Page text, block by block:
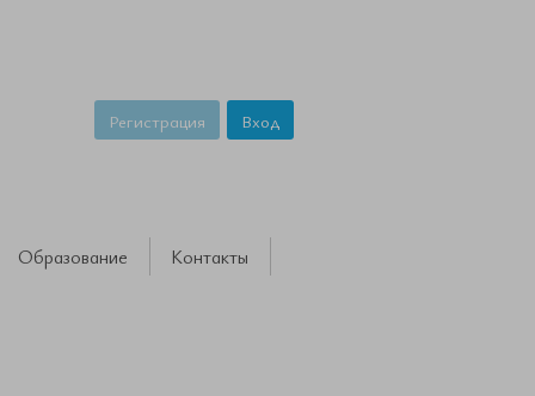
Регистрация Вход
Образование Контакты